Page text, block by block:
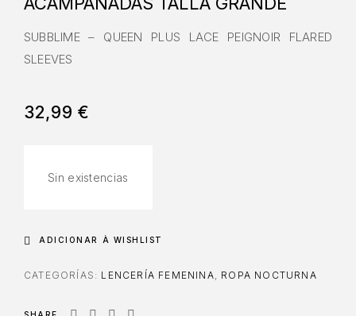
SUBBLIME – QUEEN PLUS LACE PEIGNOIR FLARED
SLEEVES
32,99 €
Sin existencias
ADICIONAR À WISHLIST
CATEGORÍAS: LENCERÍA FEMENINA ROPA NOCTURNA